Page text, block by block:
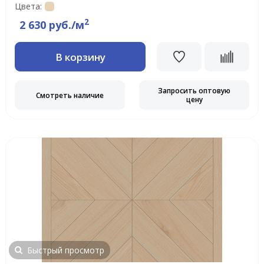
Цвета:
2 630 руб./м2
В корзину
Смотреть наличие
Запросить оптовую
цену
Быстрый просмотр